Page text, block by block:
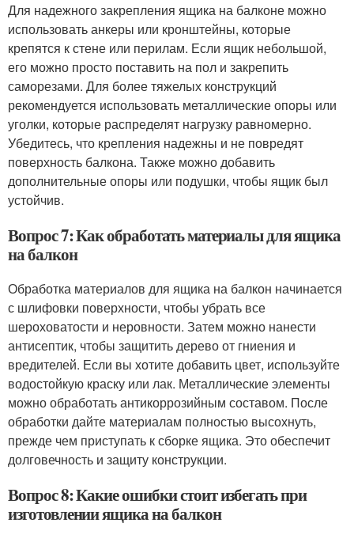
Для надежного закрепления ящика на балконе можно
использовать анкеры или кронштейны, которые
крепятся к стене или перилам. Если ящик небольшой,
его можно просто поставить на пол и закрепить
саморезами. Для более тяжелых конструкций
рекомендуется использовать металлические опоры или
уголки, которые распределят нагрузку равномерно.
Убедитесь, что крепления надежны и не повредят
поверхность балкона. Также можно добавить
дополнительные опоры или подушки, чтобы ящик был
устойчив.
Вопрос 7: Как обработать материалы для ящика
на балкон
Обработка материалов для ящика на балкон начинается
с шлифовки поверхности, чтобы убрать все
шероховатости и неровности. Затем можно нанести
антисептик, чтобы защитить дерево от гниения и
вредителей. Если вы хотите добавить цвет, используйте
водостойкую краску или лак. Металлические элементы
можно обработать антикоррозийным составом. После
обработки дайте материалам полностью высохнуть,
прежде чем приступать к сборке ящика. Это обеспечит
долговечность и защиту конструкции.
Вопрос 8: Какие ошибки стоит избегать при
изготовлении ящика на балкон